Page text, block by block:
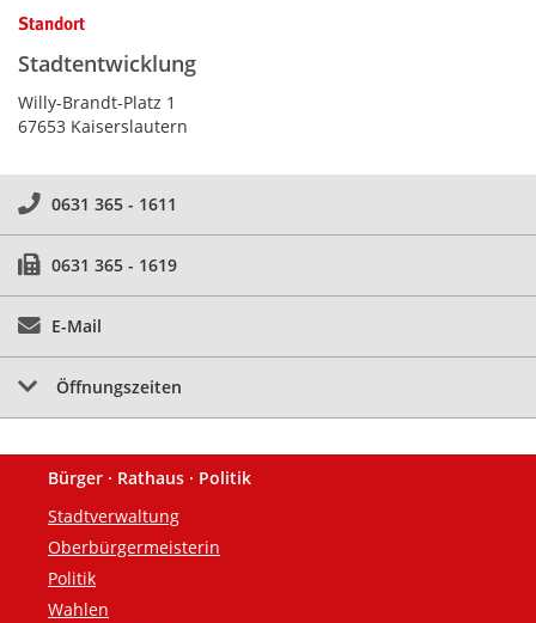
Standort
Stadtentwicklung
Willy-Brandt-Platz 1
67653 Kaiserslautern
0631 365 - 1611
0631 365 - 1619
E-Mail
Öffnungszeiten
Fußzeile
Bürger · Rathaus · Politik
Stadtverwaltung
Oberbürgermeisterin
Politik
Wahlen